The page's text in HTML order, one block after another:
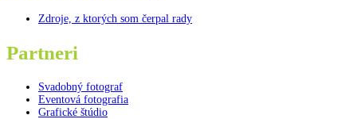
Zdroje, z ktorých som čerpal rady
Partneri
Svadobný fotograf
Eventová fotografia
Grafické štúdio